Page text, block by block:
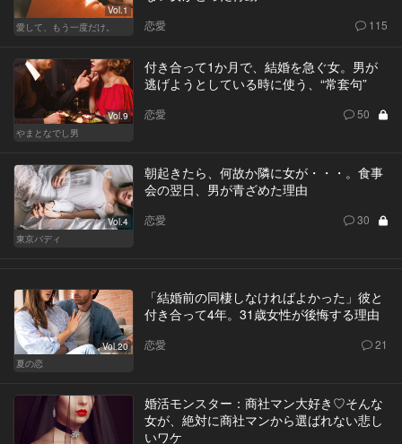
Vol.1
愛して、もう一度だけ。
恋愛 115
Vol.9
やまとなでし男
付き合って1か月で、結婚を急ぐ女。男が
逃げようとしている時に使う、“常套句”
恋愛 50
Vol.4
東京バディ
朝起きたら、何故か隣に女が・・・。食事
会の翌日、男が青ざめた理由
恋愛 30
Vol.20
夏の恋
「結婚前の同棲しなければよかった」彼と
付き合って4年。31歳女性が後悔する理由
恋愛 21
婚活モンスター：商社マン大好き♡そんな
女が、絶対に商社マンから選ばれない悲し
いワケ